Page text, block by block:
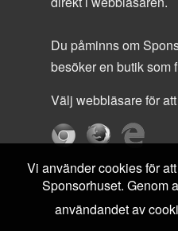
Du påminns om
besöker en butik som
Välj webbläsare för
Vi använder cookies för
Sponsorhuset. Genom
användandet av